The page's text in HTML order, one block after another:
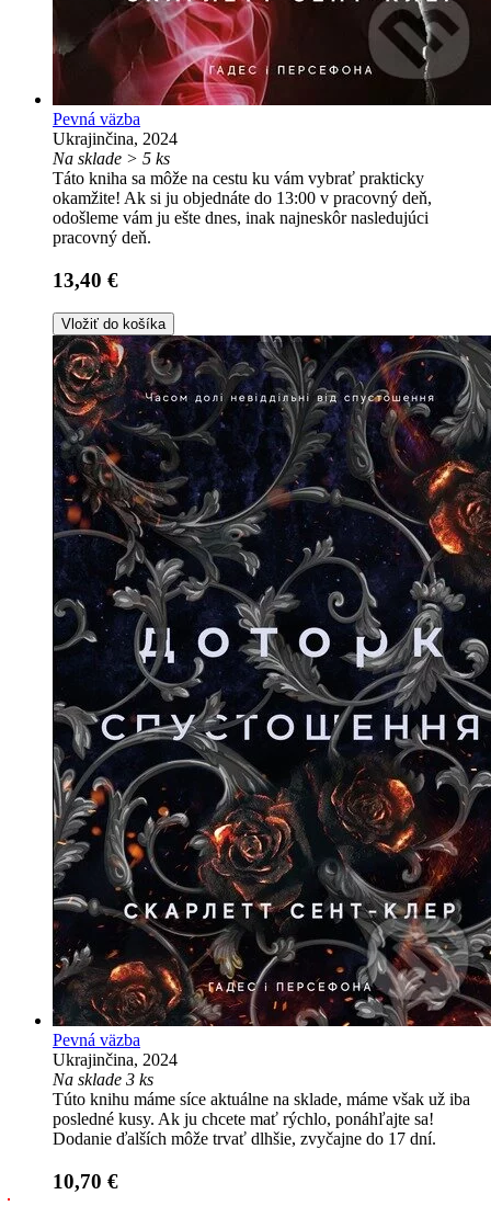
Pevná väzba
Ukrajinčina, 2024
Na sklade > 5 ks
Táto kniha sa môže na cestu ku vám vybrať prakticky
okamžite! Ak si ju objednáte do 13:00 v pracovný deň,
odošleme vám ju ešte dnes, inak najneskôr nasledujúci
pracovný deň.
13,40 €
Vložiť do košíka
Pevná väzba
Ukrajinčina, 2024
Na sklade 3 ks
Túto knihu máme síce aktuálne na sklade, máme však už iba
posledné kusy. Ak ju chcete mať rýchlo, ponáhľajte sa!
Dodanie ďalších môže trvať dlhšie, zvyčajne do 17 dní.
10,70 €